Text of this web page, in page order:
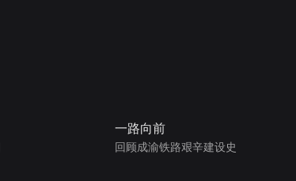
一路向前
回顾成渝铁路艰辛建设史